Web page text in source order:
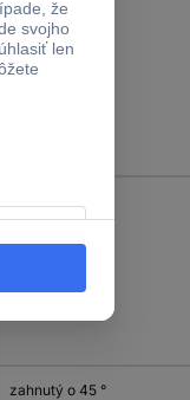
zahnutý o 90°
zahnutý o 45 °